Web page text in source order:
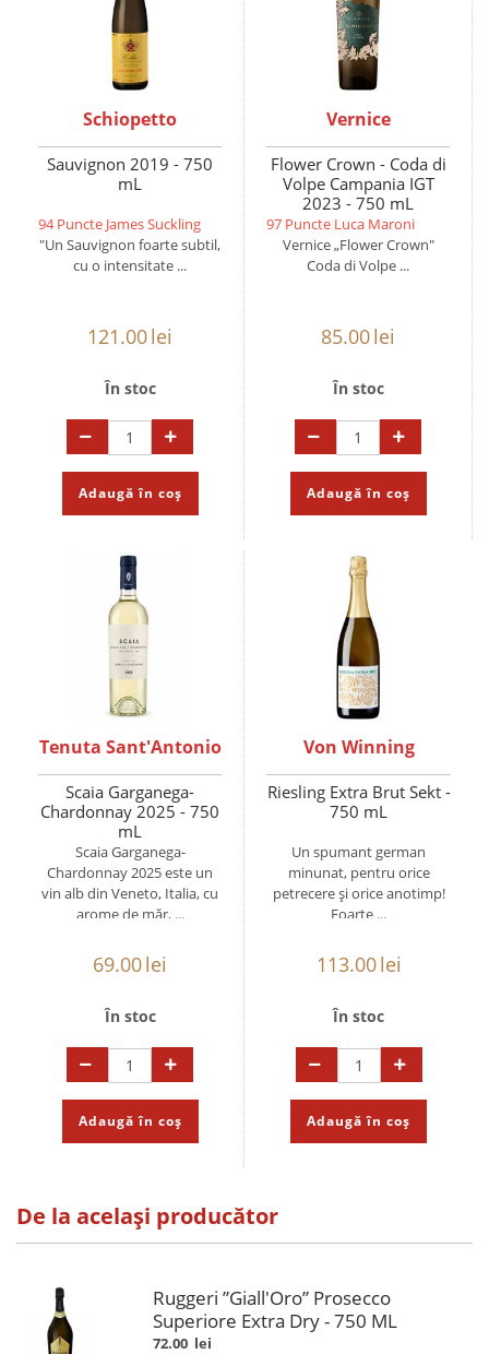
Schiopetto
Sauvignon 2019 - 750
mL
94 Puncte James Suckling
"Un Sauvignon foarte subtil,
cu o intensitate ...
121.00lei
În stoc
Adaugă în coș
Vernice
Flower Crown - Coda di
Volpe Campania IGT
2023 - 750 mL
97 Puncte Luca Maroni
Vernice „Flower Crown"
Coda di Volpe ...
85.00lei
În stoc
Adaugă în coș
Tenuta Sant'Antonio
Scaia Garganega-
Chardonnay 2025 - 750
mL
Scaia Garganega-
Chardonnay 2025 este un
vin alb din Veneto, Italia, cu
arome de măr, ...
69.00lei
În stoc
Adaugă în coș
Von Winning
Riesling Extra Brut Sekt -
750 mL
Un spumant german
minunat, pentru orice
petrecere și orice anotimp!
Foarte ...
113.00lei
În stoc
Adaugă în coș
De la același producător
Ruggeri ”Giall'Oro” Prosecco
Superiore Extra Dry - 750 ML
72.00 lei